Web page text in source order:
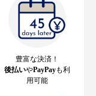
豊富な決済！
後払いやPayPayも利
用可能